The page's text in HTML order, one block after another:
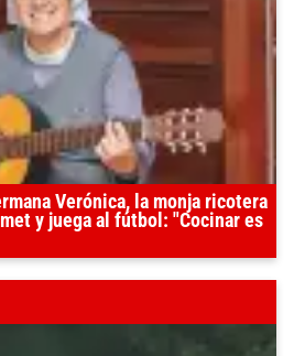
Verónica, la monja ricotera
y juega al fútbol: "Cocinar es